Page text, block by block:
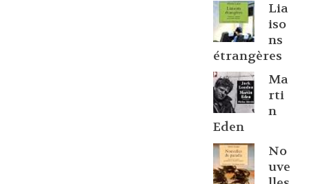
Lia
iso
ns
étrangères
Ma
rti
n
Eden
No
uve